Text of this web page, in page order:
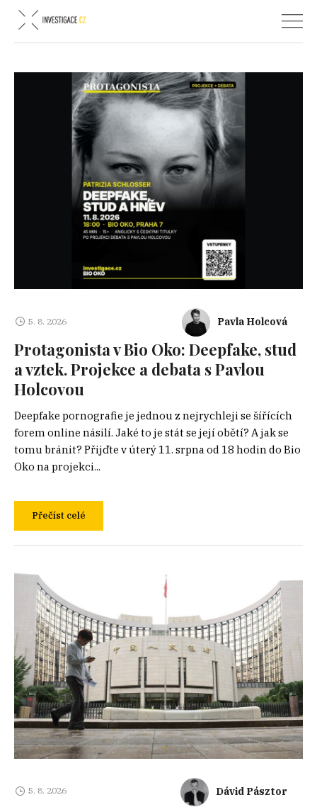
5. 8. 2026 Pavla Holcová
Protagonista v Bio Oko: Deepfake, stud
a vztek. Projekce a debata s Pavlou
Holcovou
Deepfake pornografie je jednou z nejrychleji se šířících
forem online násilí. Jaké to je stát se její obětí? A jak se
tomu bránit? Přijďte v úterý 11. srpna od 18 hodin do Bio
Oko na projekci...
Přečíst celé
5. 8. 2026 Dávid Pásztor